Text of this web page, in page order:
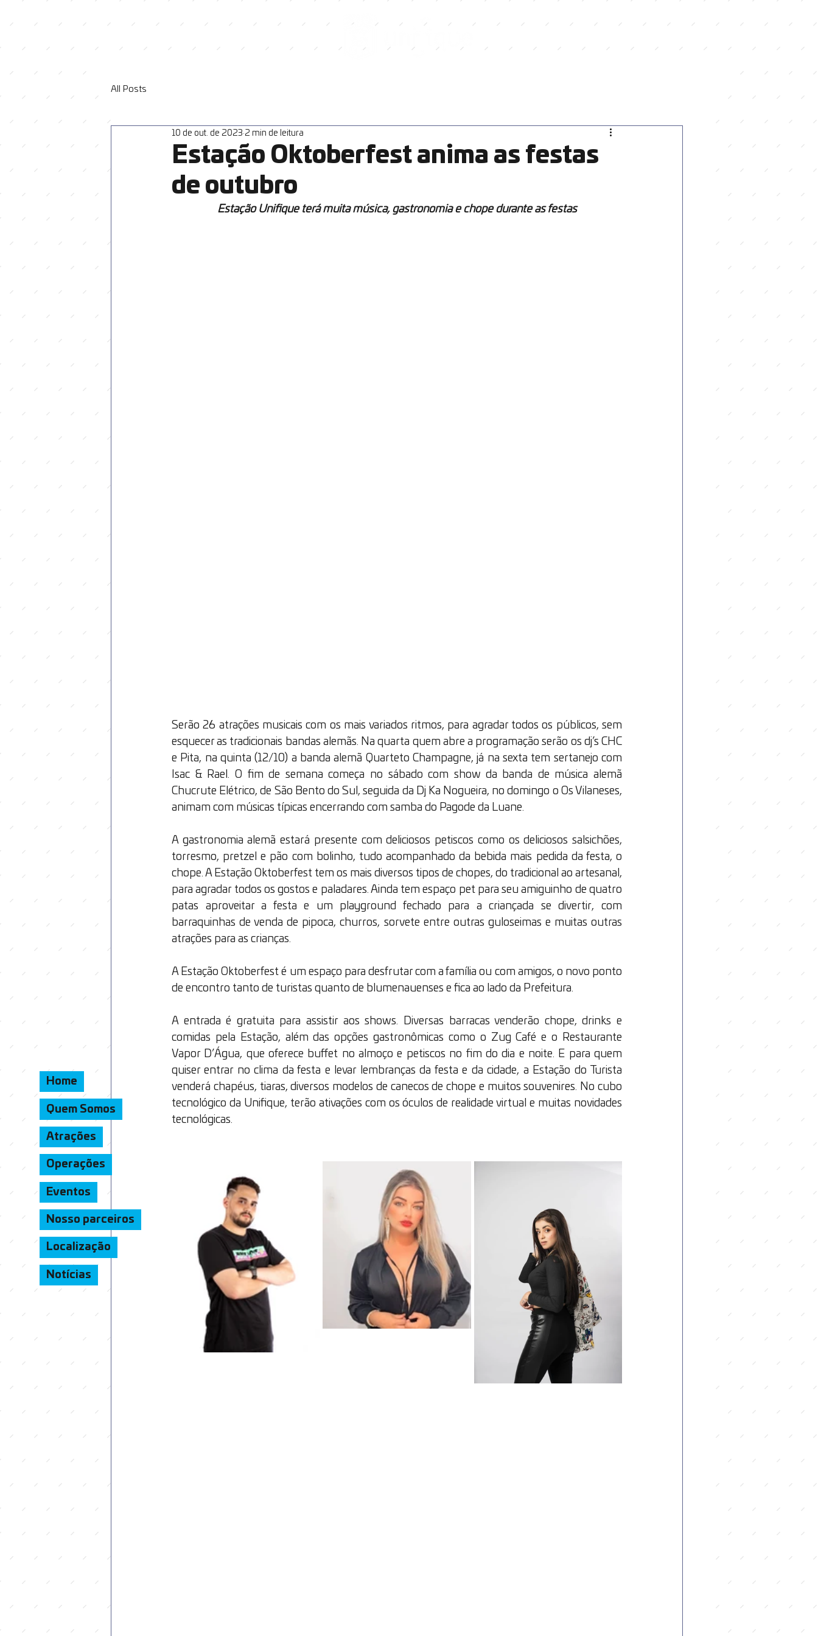
Home
Quem Somos
Atrações
Operações
Eventos
Nosso parceiros
Localização
Notícias
All Posts
Estação Oktoberfest anima as festas
de outubro
10 de out. de 2023 2 min de leitura
Estação Unifique terá muita música, gastronomia e chope durante as festas
Serão 26 atrações musicais com os mais variados ritmos, para agradar todos os públicos, sem
esquecer as tradicionais bandas alemãs. Na quarta quem abre a programação serão os dj’s CHC
e Pita, na quinta (12/10) a banda alemã Quarteto Champagne, já na sexta tem sertanejo com
Isac & Rael. O fim de semana começa no sábado com show da banda de música alemã
Chucrute Elétrico, de São Bento do Sul, seguida da Dj Ka Nogueira, no domingo o Os Vilaneses,
animam com músicas típicas encerrando com samba do Pagode da Luane.
A gastronomia alemã estará presente com deliciosos petiscos como os deliciosos salsichões,
torresmo, pretzel e pão com bolinho, tudo acompanhado da bebida mais pedida da festa, o
chope. A Estação Oktoberfest tem os mais diversos tipos de chopes, do tradicional ao artesanal,
para agradar todos os gostos e paladares. Ainda tem espaço pet para seu amiguinho de quatro
patas aproveitar a festa e um playground fechado para a criançada se divertir, com
barraquinhas de venda de pipoca, churros, sorvete entre outras guloseimas e muitas outras
atrações para as crianças.
A Estação Oktoberfest é um espaço para desfrutar com a família ou com amigos, o novo ponto
de encontro tanto de turistas quanto de blumenauenses e fica ao lado da Prefeitura.
A entrada é gratuita para assistir aos shows. Diversas barracas venderão chope, drinks e
comidas pela Estação, além das opções gastronômicas como o Zug Café e o Restaurante
Vapor D’Água, que oferece buffet no almoço e petiscos no fim do dia e noite. E para quem
quiser entrar no clima da festa e levar lembranças da festa e da cidade, a Estação do Turista
venderá chapéus, tiaras, diversos modelos de canecos de chope e muitos souvenires. No cubo
tecnológico da Unifique, terão ativações com os óculos de realidade virtual e muitas novidades
tecnológicas.